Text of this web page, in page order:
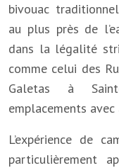
bivouac
au plus près de
dans la légalité
comme celui des
Galetas à
emplacements
L’expérience de
particulièrement